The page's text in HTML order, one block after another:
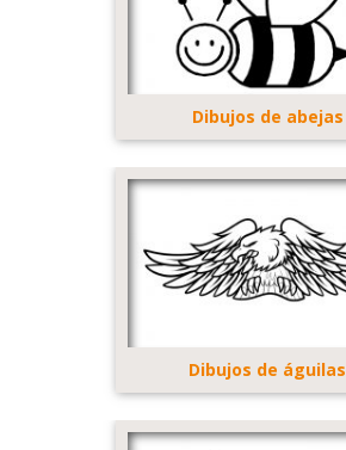
Dibujos de abejas
Dibujos de águilas